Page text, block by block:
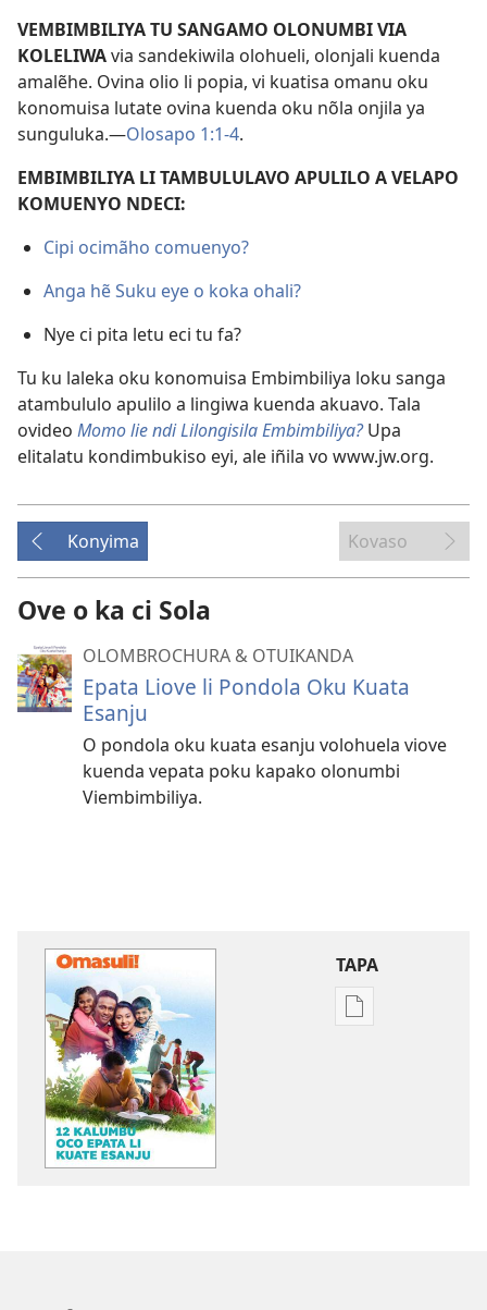
VEMBIMBILIYA TU SANGAMO OLONUMBI VIA
KOLELIWAvia sandekiwila olohueli, olonjali kuenda
amalẽhe. Ovina olio li popia, vi kuatisa omanu oku
konomuisa lutate ovina kuenda oku nõla onjila ya
sunguluka.—Olosapo 1:1-4.
EMBIMBILIYA LI TAMBULULAVO APULILO A VELAPO
KOMUENYO NDECI:
Cipi ocimãho comuenyo?
Anga hẽ Suku eye o koka ohali?
Nye ci pita letu eci tu fa?
Tu ku laleka oku konomuisa Embimbiliya loku sanga
atambululo apulilo a lingiwa kuenda akuavo. Tala
ovideo Momo lie ndi Lilongisila Embimbiliya?Upa
elitalatu kondimbukiso eyi, ale iñila vo www.jw.org.
Konyima Kovaso
Ove o ka ci Sola
OLOMBROCHURA & OTUIKANDA
Epata Liove li Pondola Oku Kuata
Esanju
O pondola oku kuata esanju volohuela viove
kuenda vepata poku kapako olonumbi
Viembimbiliya.
TAPA
Publication